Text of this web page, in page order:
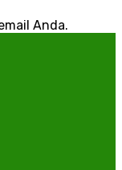
Anda.